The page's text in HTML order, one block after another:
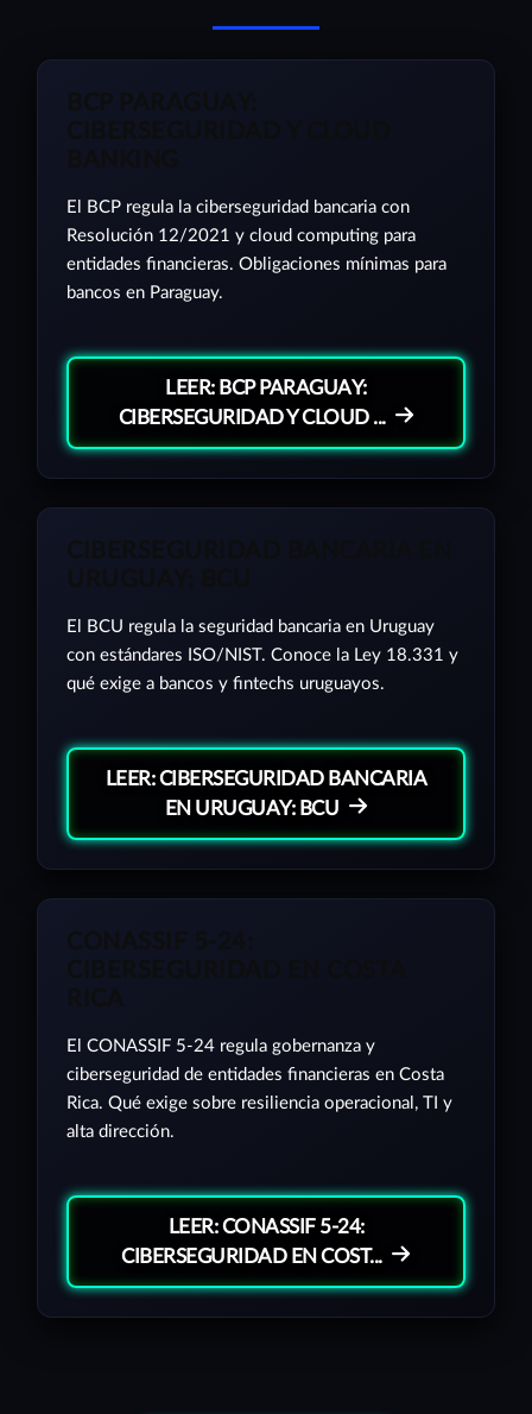
El BCP regula la ciberseguridad bancaria con
Resolución 12/2021 y cloud computing para
entidades financieras. Obligaciones mínimas para
bancos en Paraguay.
LEER: BCP PARAGUAY:
CIBERSEGURIDAD Y CLOUD ...
El BCU regula la seguridad bancaria en Uruguay
con estándares ISO/NIST. Conoce la Ley 18.331 y
qué exige a bancos y fintechs uruguayos.
LEER: CIBERSEGURIDAD BANCARIA
EN URUGUAY: BCU
El CONASSIF 5-24 regula gobernanza y
ciberseguridad de entidades financieras en Costa
Rica. Qué exige sobre resiliencia operacional, TI y
alta dirección.
LEER: CONASSIF 5-24:
CIBERSEGURIDAD EN COST...